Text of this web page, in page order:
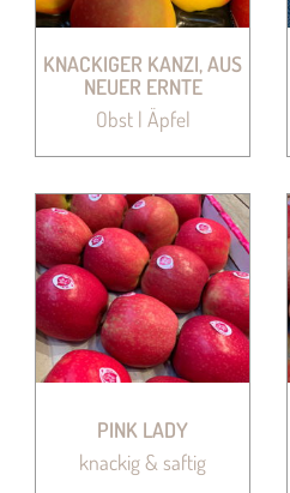
KNACKIGER KANZI, AUS
NEUER ERNTE
Obst | Äpfel
PINK LADY
knackig & saftig